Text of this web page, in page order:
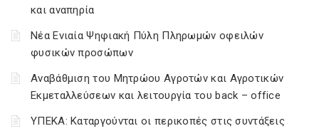
και αναπηρία
Νέα Ενιαία Ψηφιακή Πύλη Πληρωμών οφειλών
φυσικών προσώπων
Αναβάθμιση του Μητρώου Αγροτών και Αγροτικών
Εκμεταλλεύσεων και λειτουργία του back – office
ΥΠΕΚΑ: Καταργούνται οι περικοπές στις συντάξεις